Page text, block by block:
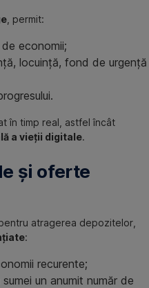
, permit:
economii;
locuință, fond de urgență
în timp real, astfel încât
a vieții digitale.
și oferte
atragerea depozitelor,
:
recurente;
un anumit număr de